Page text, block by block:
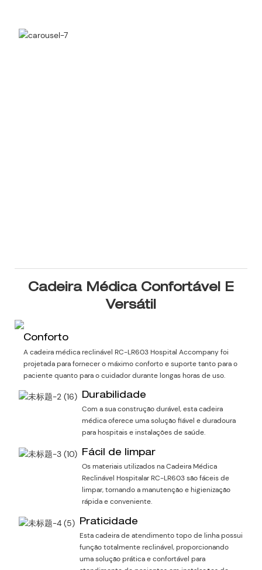
Cadeira Médica Confortável E
Versátil
Conforto
A cadeira médica reclinável RC-LR603 Hospital Accompany foi
projetada para fornecer o máximo conforto e suporte tanto para o
paciente quanto para o cuidador durante longas horas de uso.
Durabilidade
Com a sua construção durável, esta cadeira
médica oferece uma solução fiável e duradoura
para hospitais e instalações de saúde.
Fácil de limpar
Os materiais utilizados na Cadeira Médica
Reclinável Hospitalar RC-LR603 são fáceis de
limpar, tornando a manutenção e higienização
rápida e conveniente.
Praticidade
Esta cadeira de atendimento topo de linha possui
função totalmente reclinável, proporcionando
uma solução prática e confortável para